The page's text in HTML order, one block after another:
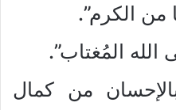
من الكرم”.
الله المُغتاب”.
من كمال